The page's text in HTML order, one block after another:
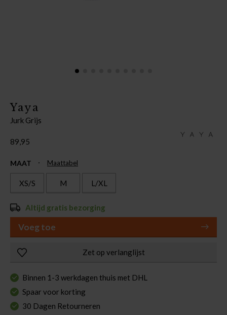
Yaya
Jurk Grijs
89,95
MAAT Maattabel
XS/S M L/XL
Altijd gratis bezorging
Voeg toe
Zet op verlanglijst
Binnen 1-3 werkdagen thuis met DHL
Spaar voor korting
30 Dagen Retourneren